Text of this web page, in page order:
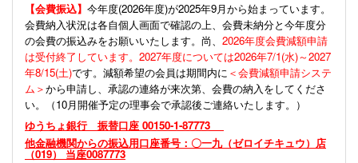
【会費振込】 今年度(2026年度)が2025年9月から始まっています。
会費納入状況は各自個人画面で確認の上、会費未納分と今年度分
の会費の振込みをお願いいたします。尚、 2026年度会費減額申請
は受付終了しています。2027年度については2026年7/1(水)～2027
年8/15(土)です。減額希望の会員は期間内に ＜会費減額申請システ
ム＞から申請し、承認の連絡が来次第、会費の納入をしてくださ
い。（10月開催予定の理事会で承認後ご連絡いたします。）
ゆうちょ銀行 振替口座 00150-1-87773
他金融機関からの振込用口座番号：〇一九（ゼロイチキュウ）店
（019） 当座0087773